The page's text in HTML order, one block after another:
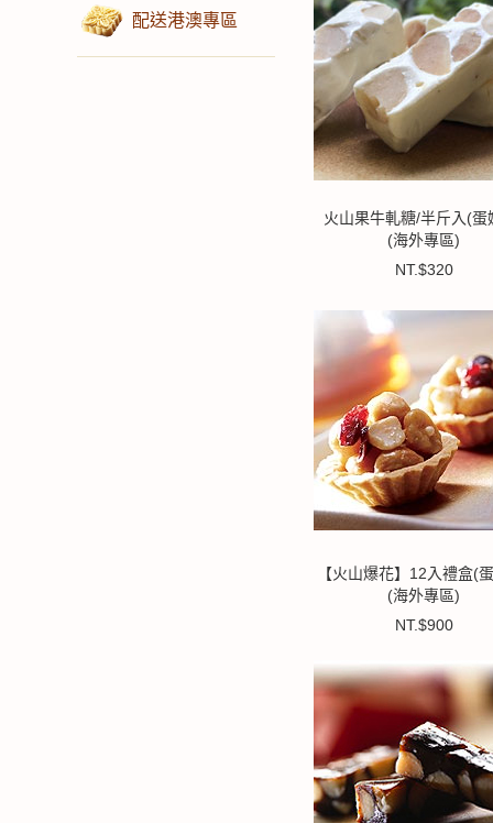
配送港澳專區
火山果牛軋糖/半斤入(蛋
(海外專區)
NT.$320
【火山爆花】12入禮盒(
(海外專區)
NT.$900